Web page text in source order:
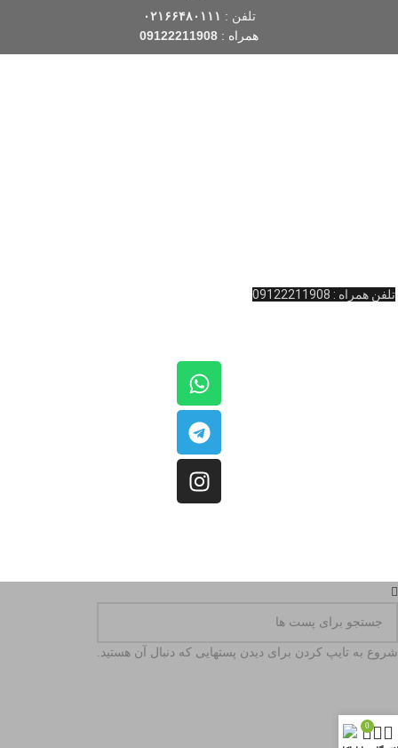
تلفن : ۰۲۱۶۶۴۸۰۱۱۱
همراه : 09122211908
تلفن همراه : 09122211908
شروع به تایپ کردن برای دیدن پستهایی که دنبال آن هستید.
0